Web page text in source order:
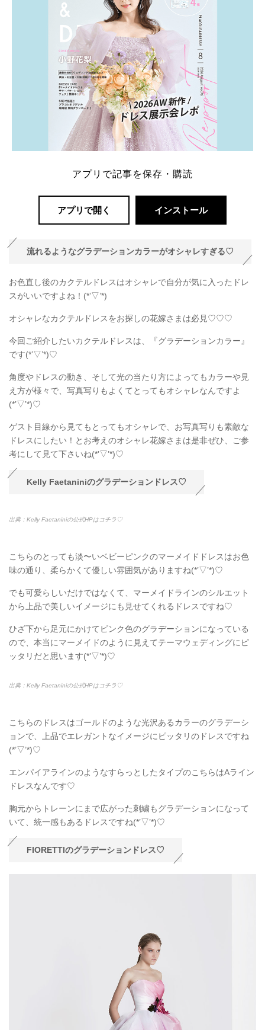
アプリで記事を保存・購読
アプリで開く インストール
流れるようなグラデーションカラーがオシャレすぎる♡
お色直し後のカクテルドレスはオシャレで自分が気に入ったドレ
スがいいですよね！(*’▽’*)
オシャレなカクテルドレスをお探しの花嫁さまは必見♡♡♡
今回ご紹介したいカクテルドレスは、『グラデーションカラー』
です(*’▽’*)♡
角度やドレスの動き、そして光の当たり方によってもカラーや見
え方が様々で、写真写りもよくてとってもオシャレなんですよ
(*’▽’*)♡
ゲスト目線から見てもとってもオシャレで、お写真写りも素敵な
ドレスにしたい！とお考えのオシャレ花嫁さまは是非ぜひ、ご参
考にして見て下さいね(*’▽’*)♡
Kelly Faetaniniのグラデーションドレス♡
出典：Kelly Faetaniniの公式HPはコチラ♡
こちらのとっても淡〜いベビーピンクのマーメイドドレスはお色
味の通り、柔らかくて優しい雰囲気がありますね(*’▽’*)♡
でも可愛らしいだけではなくて、マーメイドラインのシルエット
から上品で美しいイメージにも見せてくれるドレスですね♡
ひざ下から足元にかけてピンク色のグラデーションになっている
ので、本当にマーメイドのように見えてテーマウェディングにピ
ッタリだと思います(*’▽’*)♡
出典：Kelly Faetaniniの公式HPはコチラ♡
こちらのドレスはゴールドのような光沢あるカラーのグラデーシ
ョンで、上品でエレガントなイメージにピッタリのドレスですね
(*’▽’*)♡
エンパイアラインのようなすらっとしたタイプのこちらはAライン
ドレスなんです♡
胸元からトレーンにまで広がった刺繍もグラデーションになって
いて、統一感もあるドレスですね(*’▽’*)♡
FIORETTIのグラデーションドレス♡